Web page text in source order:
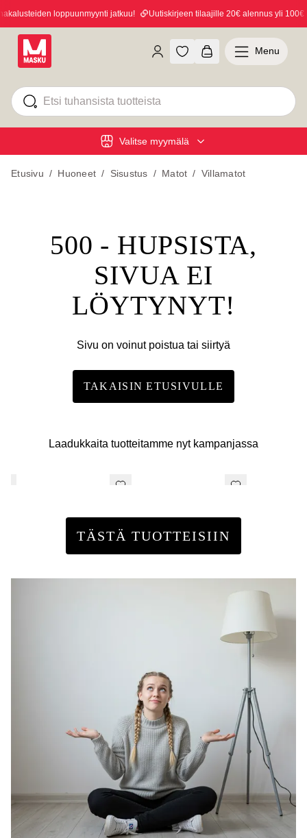
loppuunmyynti jatkuu! Uutiskirjeen tilaajille 20€ alennus yli 100€
Valitse myymälä
Menu
Etusivu / Huoneet / Sisustus / Matot / Villamatot
500 - HUPSISTA,
SIVUA EI
LÖYTYNYT!
Sivu on voinut poistua tai siirtyä
TAKAISIN ETUSIVULLE
Laadukkaita tuotteitamme nyt kampanjassa
TÄSTÄ TUOTTEISIIN